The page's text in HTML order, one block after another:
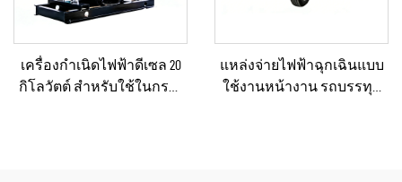
เครื่องกำเนิดไฟฟ้าดีเซล 20
กิโลวัตต์ สำหรับใช้ในกรณี
แหล่งจ่ายไฟฟ้าฉุกเฉินแบบ
ใช้งานหน้างาน รถบรรทุก